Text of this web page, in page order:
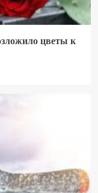
цветы к